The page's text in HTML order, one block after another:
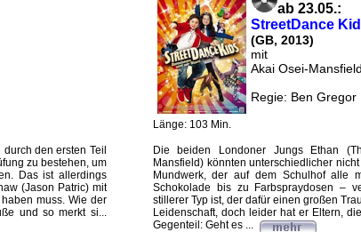
den ersten Teil
zu bestehen, um
Das ist allerdings
(Jason Patric) mit
muss. Wie der
und so merkt si...
ab 23.05.:
StreetDance
(GB, 2013)
mit
Akai Osei-
Regie: Ben Gregor
Länge: 103 Min.
Die beiden Londoner Jungs Ethan
Mansfield) könnten unterschiedlicher
Mundwerk, der auf dem Schulhof alle
Schokolade bis zu Farbspraydosen –
stillerer Typ ist, der dafür einen großen
Leidenschaft, doch leider hat er Eltern,
Gegenteil: Geht es ...